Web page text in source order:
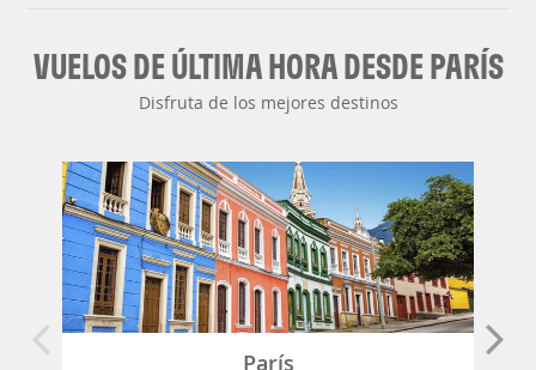
VUELOS DE ÚLTIMA HORA DESDE PARÍS
Disfruta de los mejores destinos
París